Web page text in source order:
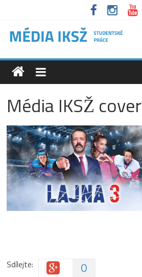
Média IKSŽ cover
Sdílejte: 0